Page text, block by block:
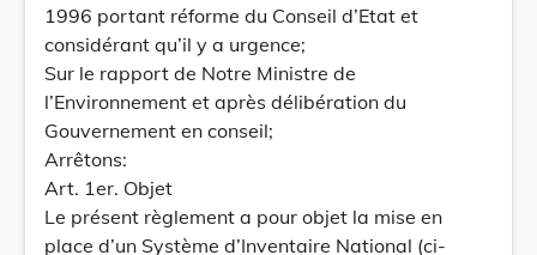
1996 portant réforme du Conseil d’Etat et
considérant qu’il y a urgence;
Sur le rapport de Notre Ministre de
l’Environnement et après délibération du
Gouvernement en conseil;
Arrêtons:
Art. 1er. Objet
Le présent règlement a pour objet la mise en
place d’un Système d’Inventaire National (ci-